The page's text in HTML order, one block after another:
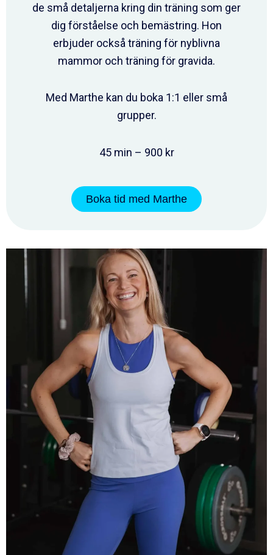
de små detaljerna kring din träning som ger
dig förståelse och bemästring. Hon
erbjuder också träning för nyblivna
mammor och träning för gravida.
Med Marthe kan du boka 1:1 eller små
grupper.
45 min – 900 kr
Boka tid med Marthe